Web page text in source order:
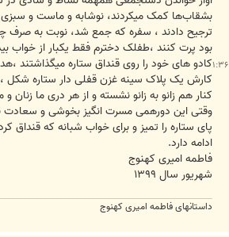
سه‌شنبه ۲۳ آبان ۱۳۸۵, ۱:۳۶
بشقاب‌ها کمک میکردند، نوشابه و ماست و سبزی
ترجیح دادند ، سفره که جمع شد، نوبت به صرف
بود پرت کنند ،طفلک دخترم فقط یکبار از خواب
کادو های خود را روی قنداق ستاره میگذاشتند
کارش یک پلاک سینه غزن قفلی دار ستاره شکل ،
کنار هم زانو به زانو نشسته و از هر دری ما
وقتی این دورهمی مسرت انگیز بخوشی و سعادت
پای ستاره را تمیز و برای خواب شبانه که
ادامه دارد.
فاطمه امیری کهنوج
شهریور سال ۱۳۹۹
داستانهای فاطمه امیری کهنوج